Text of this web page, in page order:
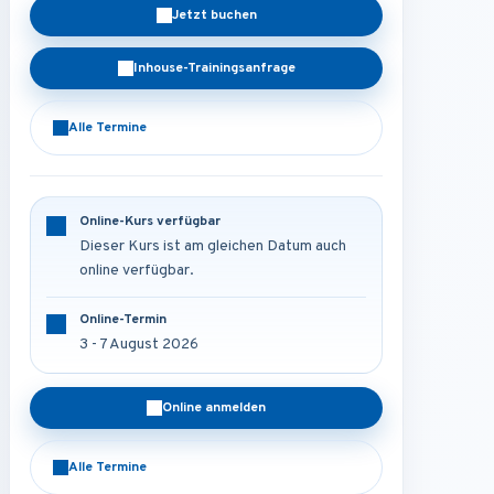
Jetzt buchen
Inhouse-Trainingsanfrage
Alle Termine
Online-Kurs verfügbar
Dieser Kurs ist am gleichen Datum auch
online verfügbar.
Online-Termin
3 - 7 August 2026
Online anmelden
Alle Termine